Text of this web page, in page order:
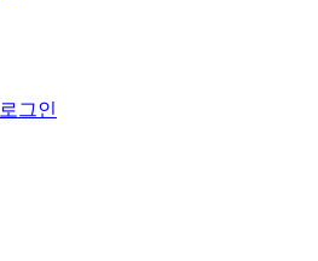
로그인